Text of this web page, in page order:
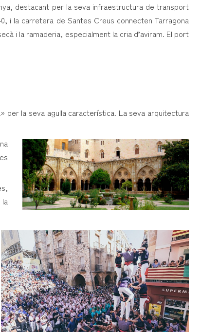
destacant per la seva infraestructura de transport
i la carretera de Santes Creus connecten Tarragona
i la ramaderia, especialment la cria d’aviram. El port
per la seva agulla característica. La seva arquitectura